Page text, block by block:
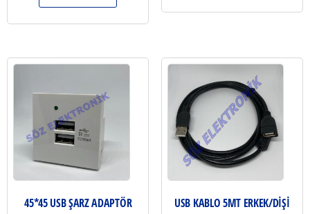
45*45 USB ŞARZ ADAPTÖR
USB KABLO 5MT ERKEK/DİŞİ